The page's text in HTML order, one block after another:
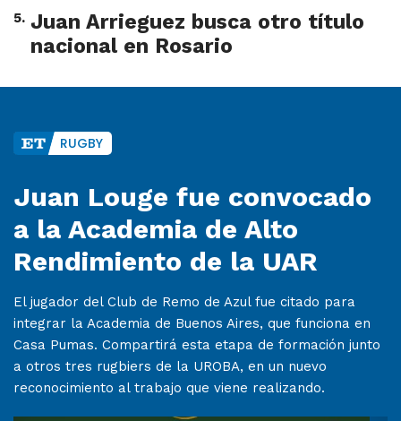
5. Juan Arrieguez busca otro título
nacional en Rosario
RUGBY
Juan Louge fue convocado
a la Academia de Alto
Rendimiento de la UAR
El jugador del Club de Remo de Azul fue citado para
integrar la Academia de Buenos Aires, que funciona en
Casa Pumas. Compartirá esta etapa de formación junto
a otros tres rugbiers de la UROBA, en un nuevo
reconocimiento al trabajo que viene realizando.